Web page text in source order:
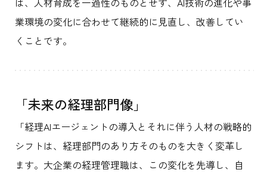
業環境の変化に合わせて継続的に見直し、改善してい
くことです。
「未来の経理部門像」
「経理AIエージェントの導入とそれに伴う人材の戦略的
シフトは、経理部門のあり方そのものを大きく変革し
ます。大企業の経理管理職は、この変化を先導し、自